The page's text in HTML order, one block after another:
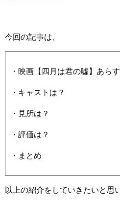
今回の記事は、
・映画【四月は君の嘘】あら
・キャストは？
・見所は？
・評価は？
・まとめ
以上の紹介をしていきたいと思